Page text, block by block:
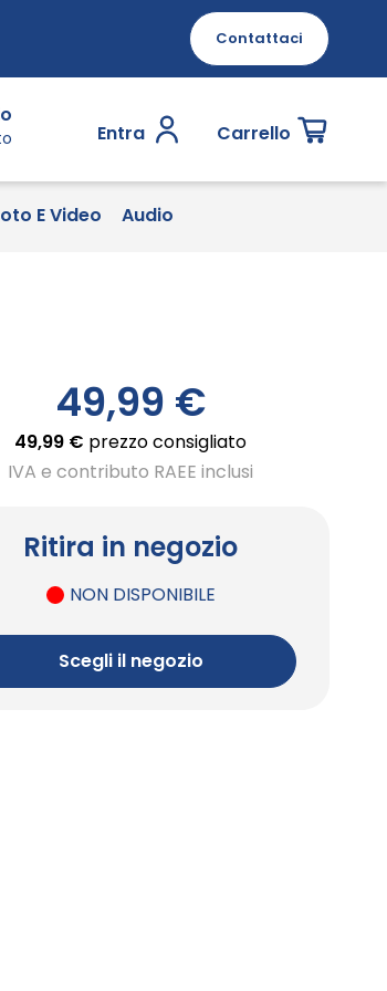
Contattaci
Entra Carrello
E Video Audio
49,99 €
49,99 € prezzo consigliato
IVA e contributo RAEE inclusi
Ritira in negozio
NON DISPONIBILE
Scegli il negozio